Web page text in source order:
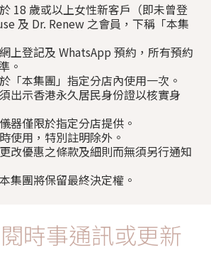
18 歲或以上女性新客戶（即未曾登
及 Dr. Renew 之會員，下稱「本集
上登記及 WhatsApp 預約，所有預約
。
「本集團」指定分店內使用一次。
出示香港永久居民身份證以核實身
器僅限於指定分店提供。
使用，特別註明除外。
改優惠之條款及細則而無須另行通知
集團將保留最終決定權。
時事通訊或更新